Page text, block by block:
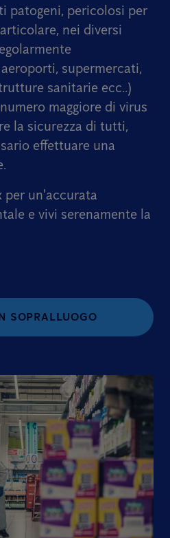
patogeni, pericolosi per
nei diversi
supermercati,
sanitarie ecc..)
maggiore di virus
la sicurezza di tutti,
effettuare una
un'accurata
e vivi serenamente la
SOPRALLUOGO